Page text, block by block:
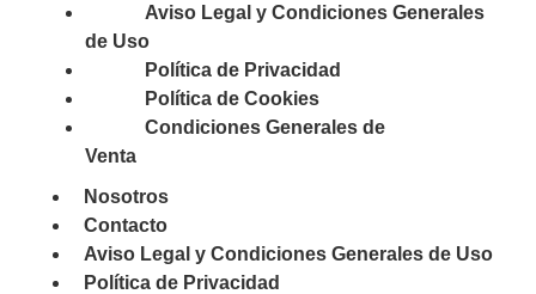
Aviso Legal y Condiciones Generales
de Uso
Política de Privacidad
Política de Cookies
Condiciones Generales de
Venta
Nosotros
Contacto
Aviso Legal y Condiciones Generales de Uso
Política de Privacidad